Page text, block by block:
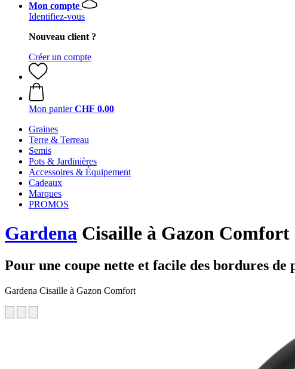
Mon compte
Identifiez-vous
Nouveau client ?
Créer un compte
Mon panier CHF 0.00
Graines
Terre & Terreau
Semis
Pots & Jardinières
Accessoires & Équipement
Cadeaux
Marques
PROMOS
Gardena Cisaille à Gazon Comfort
Pour une coupe nette et facile des bordures de
Gardena Cisaille à Gazon Comfort